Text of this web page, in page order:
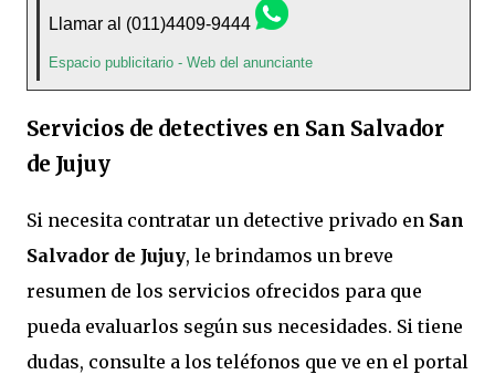
Llamar al (011)4409-9444
Espacio publicitario - Web del anunciante
Servicios de detectives en San Salvador
de Jujuy
Si necesita contratar un detective privado en San
Salvador de Jujuy, le brindamos un breve
resumen de los servicios ofrecidos para que
pueda evaluarlos según sus necesidades. Si tiene
dudas, consulte a los teléfonos que ve en el portal